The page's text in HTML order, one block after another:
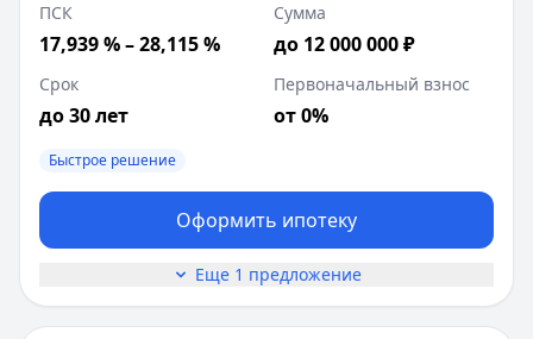
ПСК
17,939 % – 28,115 %
Сумма
до 12 000 000 ₽
Срок
до 30 лет
Первоначальный взнос
от 0%
Быстрое решение
Оформить ипотеку
Еще 1 предложение